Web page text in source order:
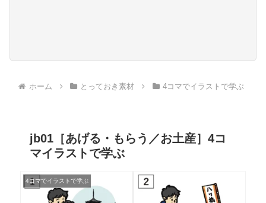
ホーム とっておき素材 4コマでイラストで学ぶ
jb01［あげる・もらう／お土産］4コ
マイラストで学ぶ
4コマでイラストで学ぶ